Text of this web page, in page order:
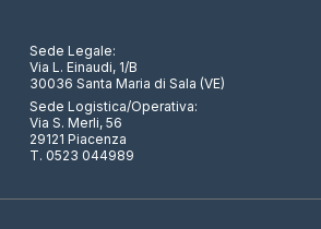
Sede Legale:
Via L. Einaudi, 1/B
30036 Santa Maria di Sala (VE)
Sede Logistica/Operativa:
Via S. Merli, 56
29121 Piacenza
T. 0523 044989